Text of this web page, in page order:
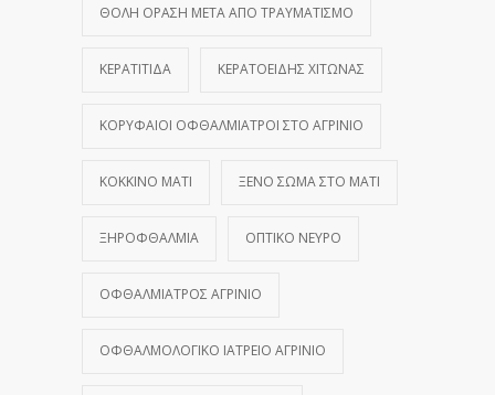
ΘΟΛΉ ΌΡΑΣΗ ΜΕΤΆ ΑΠΌ ΤΡΑΥΜΑΤΙΣΜΌ
ΚΕΡΑΤΊΤΙΔΑ ΚΕΡΑΤΟΕΙΔΉΣ ΧΙΤΏΝΑΣ
ΚΟΡΥΦΑΊΟΙ ΟΦΘΑΛΜΊΑΤΡΟΙ ΣΤΟ ΑΓΡΊΝΙΟ
ΚΌΚΚΙΝΟ ΜΆΤΙ ΞΈΝΟ ΣΏΜΑ ΣΤΟ ΜΆΤΙ
ΞΗΡΟΦΘΑΛΜΊΑ ΟΠΤΙΚΌ ΝΕΎΡΟ
ΟΦΘΑΛΜΊΑΤΡΟΣ ΑΓΡΊΝΙΟ
ΟΦΘΑΛΜΟΛΟΓΙΚΌ ΙΑΤΡΕΊΟ ΑΓΡΊΝΙΟ